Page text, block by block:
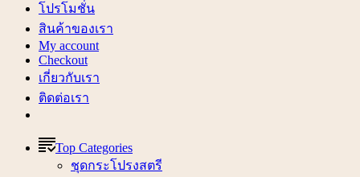
โปรโมชั่น
สินค้าของเรา
My account
Checkout
เกี่ยวกับเรา
ติดต่อเรา
Top Categories
ชุดกระโปรงสตรี